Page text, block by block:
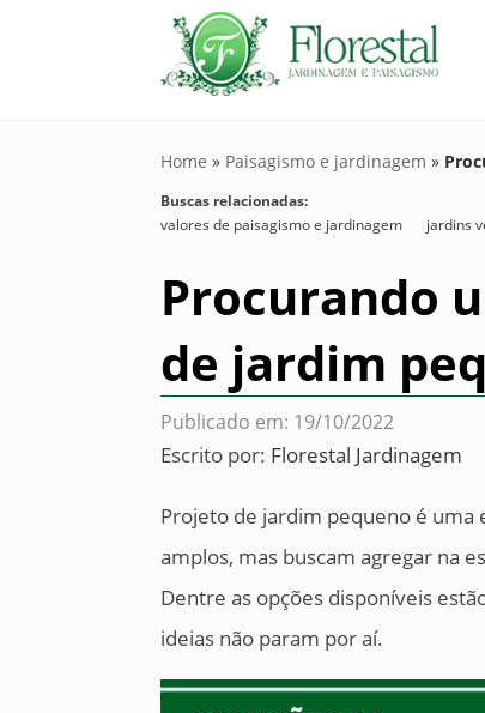
Home » Paisagismo e jardinagem »
Buscas relacionadas:
valores de paisagismo e jardinagem
jardins
Procurando
de jardim
Publicado em: 19/10/2022
Escrito por: Florestal Jardinagem
Projeto de jardim pequeno é uma
amplos, mas buscam agregar na
Dentre as opções disponíveis
ideias não param por aí.